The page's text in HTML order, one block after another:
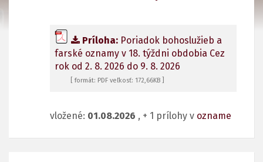
Príloha: Poriadok bohoslužieb a
farské oznamy v 18. týždni obdobia Cez
rok od 2. 8. 2026 do 9. 8. 2026
[ formát: PDF veľkosť: 172,66KB ]
vložené: 01.08.2026 , + 1 prílohy v ozname